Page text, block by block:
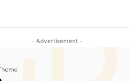
- Advertisement -